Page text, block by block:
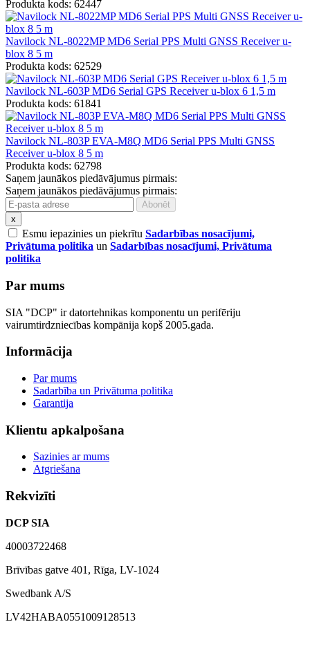
Produkta kods: 62447
Navilock NL-8022MP MD6 Serial PPS Multi GNSS Receiver u-
blox 8 5 m
Produkta kods: 62529
Navilock NL-603P MD6 Serial GPS Receiver u-blox 6 1,5 m
Produkta kods: 61841
Navilock NL-803P EVA-M8Q MD6 Serial PPS Multi GNSS
Receiver u-blox 8 5 m
Produkta kods: 62798
Saņem jaunākos piedāvājumus pirmais:
Saņem jaunākos piedāvājumus pirmais:
x
Esmu iepazinies un piekrītu Sadarbības nosacījumi,
Privātuma politika un Sadarbības nosacījumi, Privātuma
politika
Par mums
SIA "DCP" ir datortehnikas komponentu un perifēriju
vairumtirdzniecības kompānija kopš 2005.gada.
Informācija
Par mums
Sadarbība un Privātuma politika
Garantija
Klientu apkalpošana
Sazinies ar mums
Atgriešana
Rekvizīti
DCP SIA
40003722468
Brīvības gatve 401, Rīga, LV-1024
Swedbank A/S
LV42HABA0551009128513